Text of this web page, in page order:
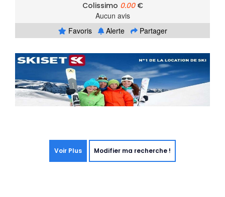
Colissimo 0.00€
Aucun avis
Favoris
Alerte Partager
Voir Plus Modifier ma recherche !